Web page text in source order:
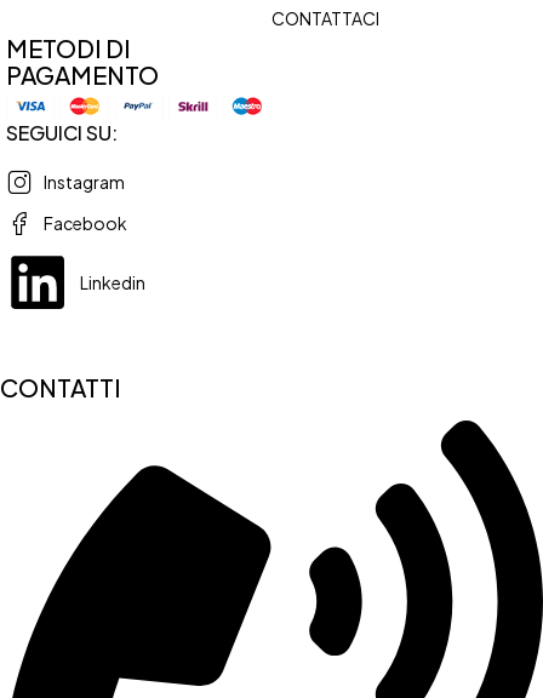
CONTATTACI
METODI DI
PAGAMENTO
SEGUICI SU:
Instagram
Facebook
Linkedin
CONTATTI